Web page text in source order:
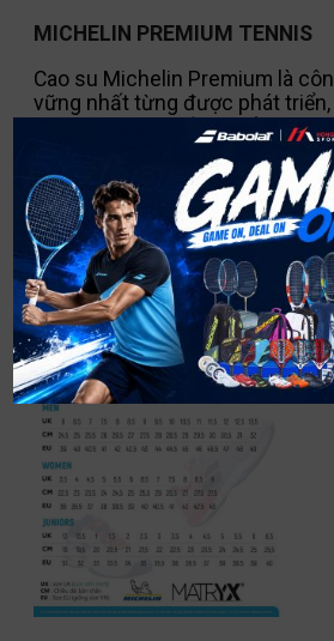
MICHELIN PREMIUM TENNIS
Cao su Michelin Premium là
vững nhất từng được phát triển,
cao và độ bám tối ưu để đáp
khắt khe của chuyển động
MÔ TẢ